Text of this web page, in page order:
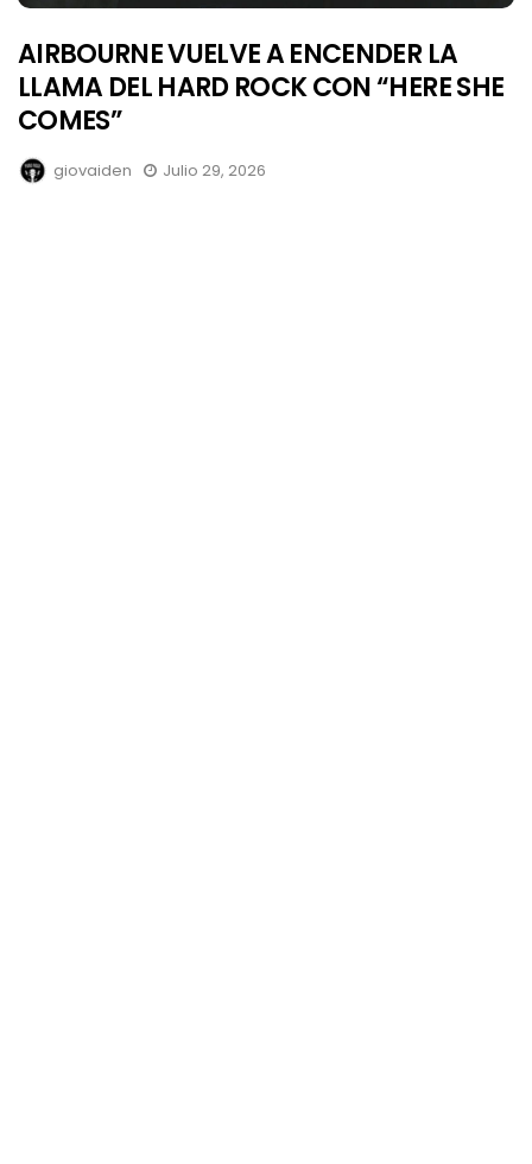
AIRBOURNE VUELVE A ENCENDER LA
LLAMA DEL HARD ROCK CON “HERE SHE
COMES”
giovaiden Julio 29, 2026